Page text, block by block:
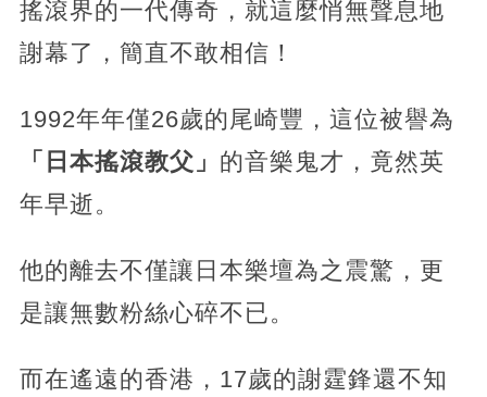
搖滾界的一代傳奇，就這麼悄無聲息地
謝幕了，簡直不敢相信！
1992年年僅26歲的尾崎豐， 這位被譽為
「日本搖滾教父」 的音樂鬼才，竟然英
年早逝。
他的離去不僅讓日本樂壇為之震驚，更
是讓無數粉絲心碎不已。
而在遙遠的香港，17歲的謝霆鋒還不知